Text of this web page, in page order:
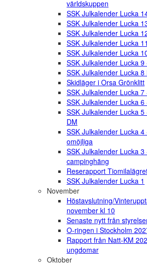
världskuppen
SSK Julkalender Lucka
SSK Julkalender Lucka
SSK Julkalender Lucka
SSK Julkalender Lucka
SSK Julkalender Lucka
SSK Julkalender Lucka 9
SSK Julkalender Lucka
Skidläger i Orsa Grönklitt
SSK Julkalender Lucka
SSK Julkalender Lucka
SSK Julkalender Lucka
DM
SSK Julkalender Lucka
omöjliga
SSK Julkalender Lucka 3
campinghäng
Reserapport
SSK Julkalender Lucka 1
November
Höstavslutning/
november kl 10
Senaste nytt från
O-ringen i Stockholm
Rapport från Natt-KM
ungdomar
Oktober